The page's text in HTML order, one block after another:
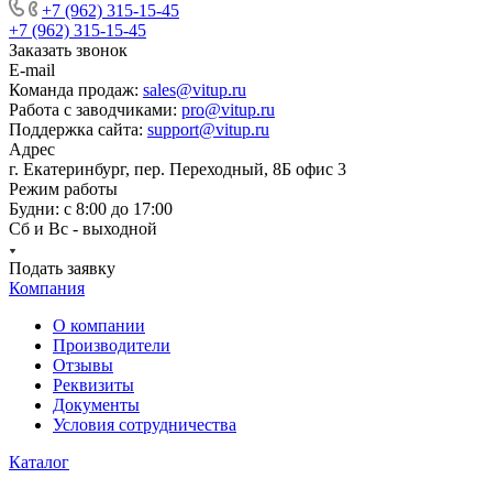
+7 (962) 315-15-45
+7 (962) 315-15-45
Заказать звонок
E-mail
Команда продаж: sales@vitup.ru
Работа с заводчиками: pro@vitup.ru
Поддержка сайта: support@vitup.ru
Адрес
г. Екатеринбург, пер. Переходный, 8Б офис 3
Режим работы
Будни: с 8:00 до 17:00
Сб и Вс - выходной
Подать заявку
Компания
О компании
Производители
Отзывы
Реквизиты
Документы
Условия сотрудничества
Каталог